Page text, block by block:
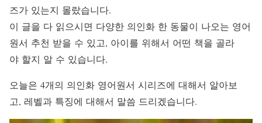
즈가 있는지 몰랐습니다.
이 글을 다 읽으시면 다양한 의인화 한 동물이 나오는 영어
원서 추천 받을 수 있고, 아이를 위해서 어떤 책을 골라
야 할지 알 수 있습니다.
오늘은 4개의 의인화 영어원서 시리즈에 대해서 알아보
고, 레벨과 특징에 대해서 말씀 드리겠습니다.